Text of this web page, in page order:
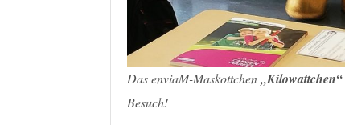
Das enviaM-Maskottchen„Kilowattchen“
Besuch!